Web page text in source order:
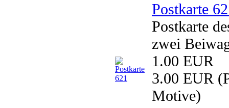
Postkarte
Postkarte
zwei
1.00 EUR
3.00 EUR
Motive)